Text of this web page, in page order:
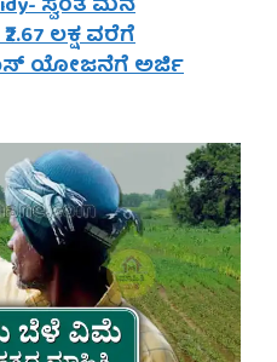
ಲಕ್ಷ ವರೆಗೆ
ಯೋಜನೆಗೆ ಅರ್ಜಿ